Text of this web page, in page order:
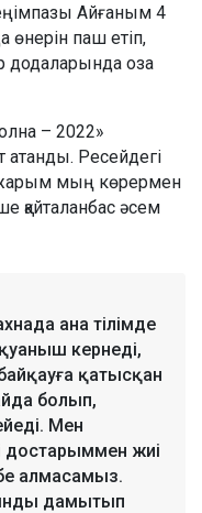
Айғаным 4
өнерін паш етіп,
додаларында оза
– 2022»
атанды. Ресейдегі
жарым мың көрермен
қайталанбас әсем
ана тілімде
кернеді,
қатысқан
болып,
Мен
достарыммен жиі
алмасамыз.
дамытып